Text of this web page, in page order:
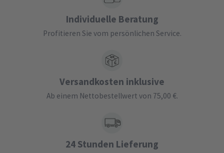
Individuelle Beratung
Profitieren Sie vom persönlichen Service.
Versandkosten inklusive
Ab einem Nettobestellwert von 75,00 €.
24 Stunden Lieferung